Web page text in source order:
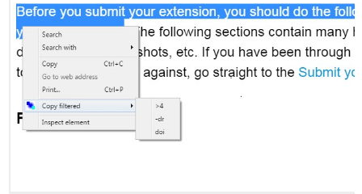
ข้อมูล
ของ
คุณ
ใน
เว็บไซต์
ทั้งหมด
ส่วน
ขยาย